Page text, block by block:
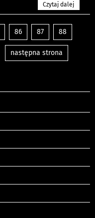
Czytaj dalej
86 87 88
następna strona